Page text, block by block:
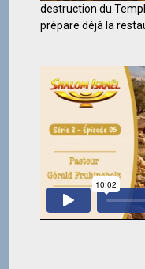
destruction du
prépare déjà la